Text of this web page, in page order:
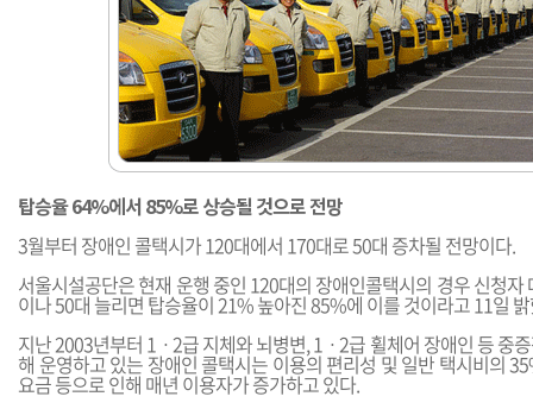
탑승율 64%에서 85%로 상승될 것으로 전망
3월부터 장애인 콜택시가 120대에서 170대로 50대 증차될 전망이다.
서울시설공단은 현재 운행 중인 120대의 장애인콜택시의 경우 신청
이나 50대 늘리면 탑승율이 21% 높아진 85%에 이를 것이라고 11일
지난 2003년부터 1ㆍ2급 지체와 뇌병변, 1ㆍ2급 휠체어 장애인 등 중
해 운영하고 있는 장애인 콜택시는 이용의 편리성 및 일반 택시비의
요금 등으로 인해 매년 이용자가 증가하고 있다.